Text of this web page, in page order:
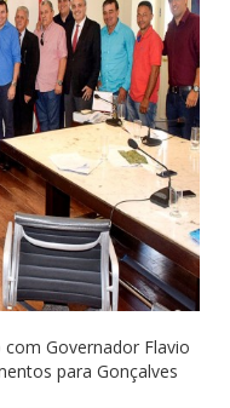
Governador Flavio
para Gonçalves